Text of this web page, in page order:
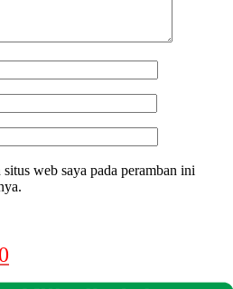
web saya pada peramban ini